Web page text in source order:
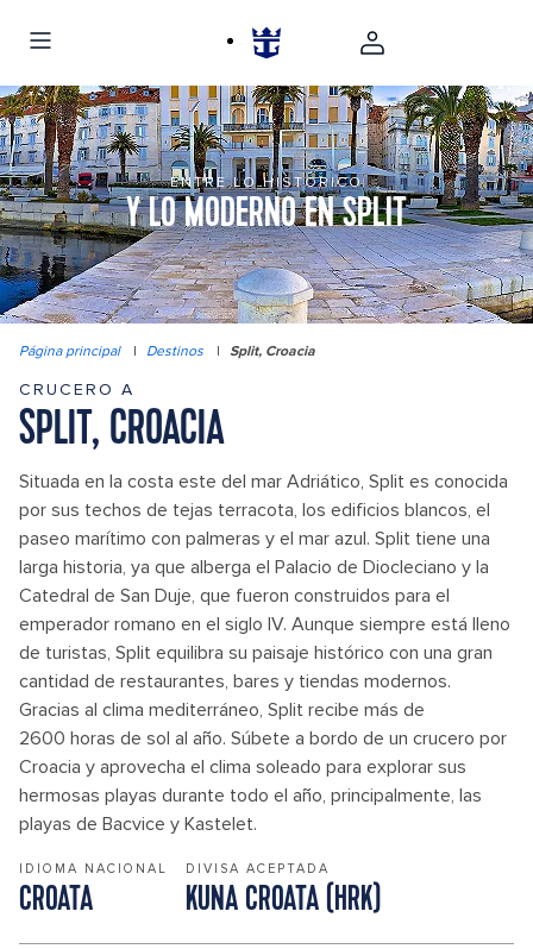
ENTRE LO HISTÓRICO
Y LO MODERNO EN SPLIT
Página principal | Destinos | Split, Croacia
CRUCERO A
SPLIT, CROACIA
Situada en la costa este del mar Adriático, Split es conocida
por sus techos de tejas terracota, los edificios blancos, el
paseo marítimo con palmeras y el mar azul. Split tiene una
larga historia, ya que alberga el Palacio de Diocleciano y la
Catedral de San Duje, que fueron construidos para el
emperador romano en el siglo IV. Aunque siempre está lleno
de turistas, Split equilibra su paisaje histórico con una gran
cantidad de restaurantes, bares y tiendas modernos.
Gracias al clima mediterráneo, Split recibe más de
2600 horas de sol al año. Súbete a bordo de un crucero por
Croacia y aprovecha el clima soleado para explorar sus
hermosas playas durante todo el año, principalmente, las
playas de Bacvice y Kastelet.
IDIOMA NACIONAL
CROATA
DIVISA ACEPTADA
KUNA CROATA (HRK)